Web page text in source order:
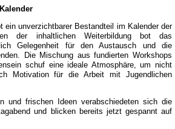
ein unverzichtbarer Bestandteil im Kalender der
der inhaltlichen Weiterbildung bot das
Gelegenheit für den Austausch und die
Die Mischung aus fundierten Workshops
schuf eine ideale Atmosphäre, um nicht
Motivation für die Arbeit mit Jugendlichen
und frischen Ideen verabschiedeten sich die
und blicken bereits jetzt gespannt auf